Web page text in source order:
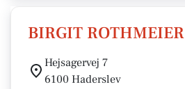
BIRGIT ROTHMEIER
Hejsagervej 7
6100 Haderslev